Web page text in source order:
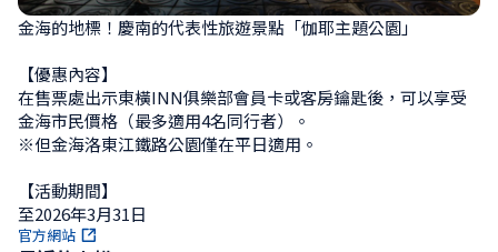
金海的地標！慶南的代表性旅遊景點「伽耶主題公園」
【優惠內容】
在售票處出示東橫INN俱樂部會員卡或客房鑰匙後，可以享受
金海市民價格（最多適用4名同行者）。
※但金海洛東江鐵路公園僅在平日適用。
【活動期間】
至2026年3月31日
官方網站